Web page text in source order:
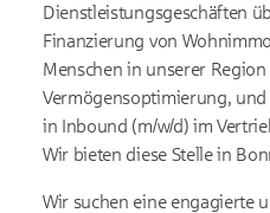
Dienstleistungsgeschäften
Finanzierung von
Menschen in unserer
Vermögensoptimierung,
in Inbound (m/w/d) im
Wir bieten diese Stelle in
Wir suchen eine engagierte